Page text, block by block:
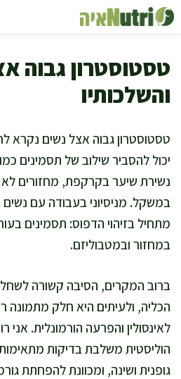
לדלג
לתוכן
טסטוסטרון גבוה
והשלכותיו
טסטוסטרון גבוה אצל נשים נקרא
יכול להסביר שילוב של תסמינים
נשירת שיער בקרקפת, מחזורים לא
במשקל. מניסיוני בעבודה עם נשים
מתחיל בזיהוי הדפוס: תסמינים
במחזור ובמטבוליזם.
ברוב המקרים, הסיבה קשורה
הכליה, ולעיתים היא חלק מתמונה
לאינסולין והפרעה הורמונלית. אני
הוליסטית משלבת בדיקות
גופנית ושינה, ומכוונת להפחתת